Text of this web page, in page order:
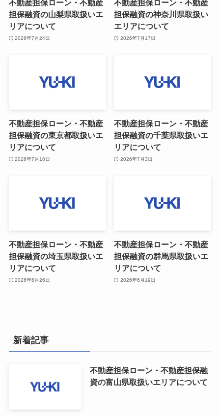
不動産担保ローン・不動産
担保融資の山梨県取扱いエ
リアについて
2026年7月24日
不動産担保ローン・不動産
担保融資の神奈川県取扱い
エリアについて
2026年7月17日
不動産担保ローン・不動産
担保融資の東京都取扱いエ
リアについて
2026年7月10日
不動産担保ローン・不動産
担保融資の千葉県取扱いエ
リアについて
2026年7月3日
不動産担保ローン・不動産
担保融資の埼玉県取扱いエ
リアについて
2026年6月26日
不動産担保ローン・不動産
担保融資の群馬県取扱いエ
リアについて
2026年6月19日
新着記事
不動産担保ローン・不動産担保融
資の富山県取扱いエリアについて